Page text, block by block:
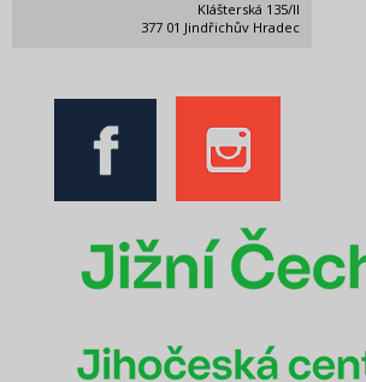
Klášterská 135/II
377 01 Jindřichův Hradec